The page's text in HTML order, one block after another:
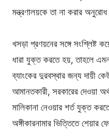
মন্ত্রণালয়কে তা না করার
খসড়া প্রণয়নের সঙ্গে সংশ্লিষ্ট
ধারা যুক্ত করতে হয়, তাহলে
ব্যাংকের দুরবস্থার জন্য দায়ী
আমানতকারী, সরকারের দেওয়া
মালিকানা নেওয়ার শর্ত যুক্ত
অঙ্গীকারনামার ভিত্তিতে